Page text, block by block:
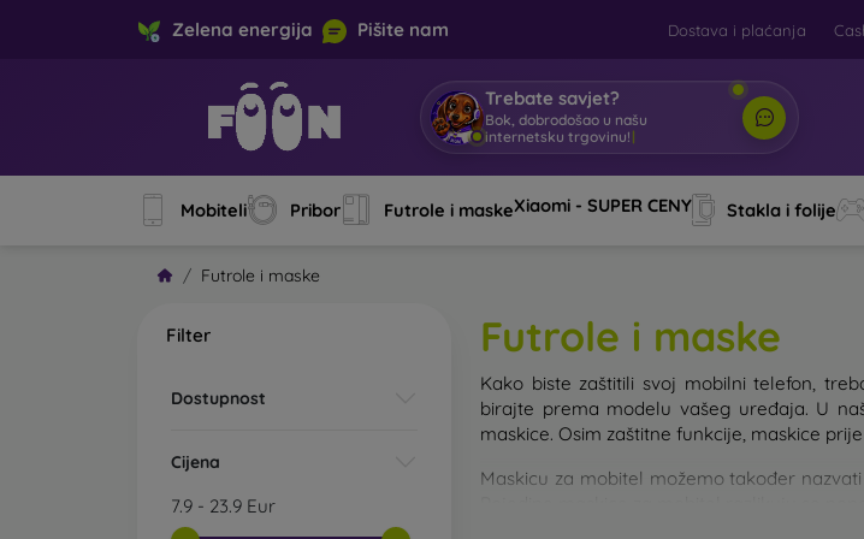
Zelena energija Pišite nam Dostava i plaćanja
Trebate savjet?
Bok, dobrodošao u našu
internetsku trgovinu! |
Mobiteli Pribor Futrole i maskeXiaomi - SUPER CENY Stakla i folije
Futrole i maske
Filter
Dostupnost
Cijena
7.9 - 23.9 Eur
Futrole i maske
Kako biste zaštitili svoj mobilni telefon,
birajte prema modelu vašeg uređaja. U
maskice. Osim zaštitne funkcije, maskice
Maskicu za mobitel možemo također